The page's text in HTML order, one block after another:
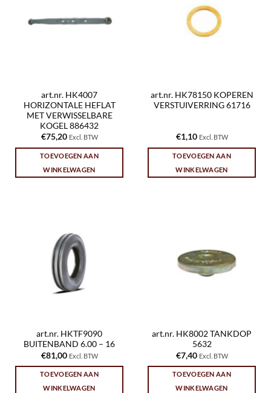
art.nr. HK4007
HORIZONTALE HEFLAT
MET VERWISSELBARE
KOGEL 886432
€75,20 Excl. BTW
TOEVOEGEN AAN
WINKELWAGEN
art.nr. HK78150 KOPEREN
VERSTUIVERRING 61716
€1,10 Excl. BTW
TOEVOEGEN AAN
WINKELWAGEN
art.nr. HKTF9090
BUITENBAND 6.00 – 16
€81,00 Excl. BTW
TOEVOEGEN AAN
WINKELWAGEN
art.nr. HK8002 TANKDOP
5632
€7,40 Excl. BTW
TOEVOEGEN AAN
WINKELWAGEN